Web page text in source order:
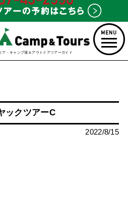
ア・キャンプ場＆アウトドアツアーガイド
ックツアーC
2022/8/15